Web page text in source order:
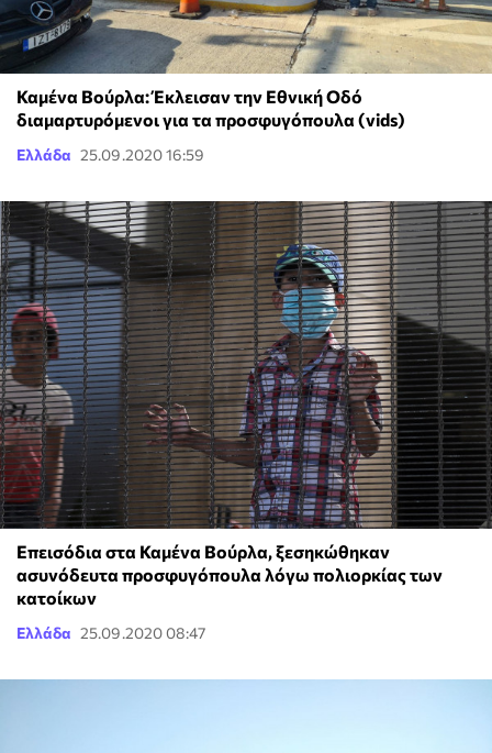
Καμένα Βούρλα: Έκλεισαν την Εθνική Οδό
διαμαρτυρόμενοι για τα προσφυγόπουλα (vids)
Ελλάδα 25.09.2020 16:59
Επεισόδια στα Καμένα Βούρλα, ξεσηκώθηκαν
ασυνόδευτα προσφυγόπουλα λόγω πολιορκίας των
κατοίκων
Ελλάδα 25.09.2020 08:47